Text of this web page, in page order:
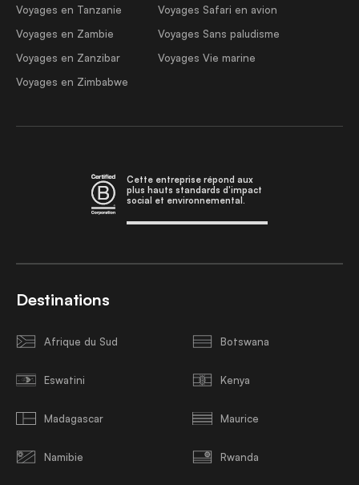
Voyages en Tanzanie
Voyages en Zambie
Voyages en Zanzibar
Voyages en Zimbabwe
Voyages Safari en avion
Voyages Sans paludisme
Voyages Vie marine
Cette entreprise répond aux
plus hauts standards d'impact
social et environnemental.
Destinations
Afrique du Sud Botswana
Eswatini Kenya
Madagascar Maurice
Namibie Rwanda